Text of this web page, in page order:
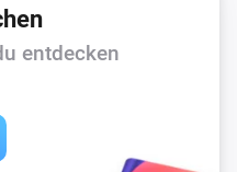
entdecken